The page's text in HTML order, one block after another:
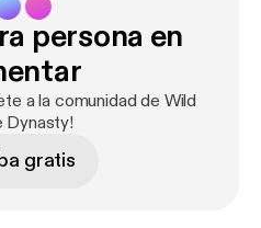
persona en
a la comunidad de Wild
Dynasty!
gratis